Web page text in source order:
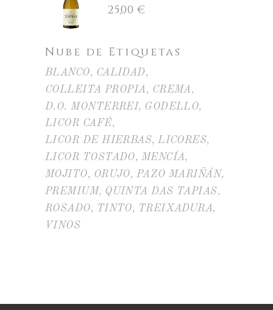
25,00 €
Nube de Etiquetas
BLANCO
CALIDAD
COLLEITA PROPIA
CREMA
D.O. MONTERREI
GODELLO
LICOR CAFÉ
LICOR DE HIERBAS
LICORES
LICOR TOSTADO
MENCÍA
MOJITO
ORUJO
PAZO MARIÑÁN
PREMIUM
QUINTA DAS TAPIAS
ROSADO
TINTO
TREIXADURA
VINOS